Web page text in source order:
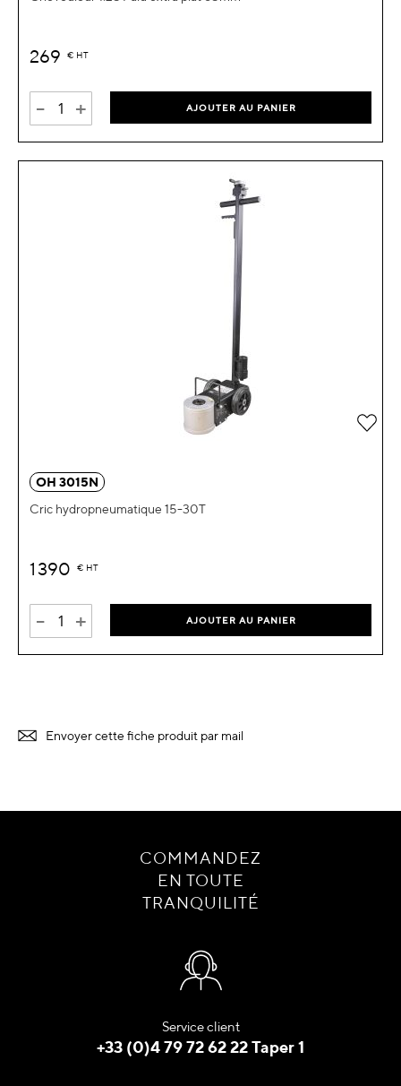
269 € HT
- + AJOUTER AU PANIER
OH 3015N
Cric hydropneumatique 15-30T
1 390 € HT
- + AJOUTER AU PANIER
Envoyer cette fiche produit par mail
COMMANDEZ
EN TOUTE
TRANQUILITÉ
Service client
+33 (0)4 79 72 62 22 Taper 1